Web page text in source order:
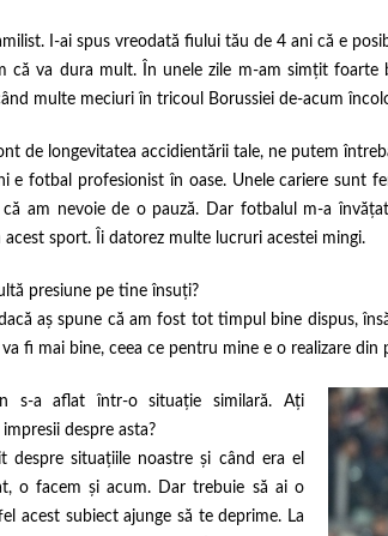
I-ai spus vreodată fiului tău de 4 ani că e
că va dura mult. În unele zile m-am simțit
multe meciuri în tricoul Borussiei de-acum
de longevitatea accidientării tale, ne putem
e fotbal profesionist în oase. Unele cariere sunt
că am nevoie de o pauză. Dar fotbalul m-a
acest sport. Îi datorez multe lucruri acestei mingi.
presiune pe tine însuți?
aș spune că am fost tot timpul bine dispus,
fi mai bine, ceea ce pentru mine e o realizare din
s-a aflat într-o situație similară. Ați
despre asta?
despre situațiile noastre și când era el
o facem și acum. Dar trebuie să ai o
acest subiect ajunge să te deprime. La